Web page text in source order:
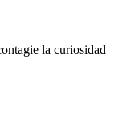
la curiosidad